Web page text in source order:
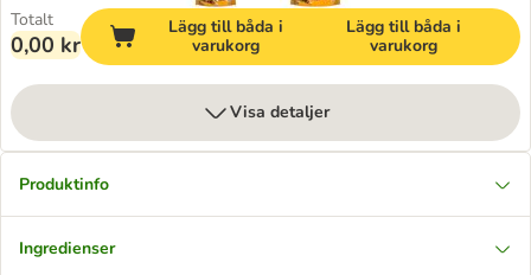
Totalt
0,00 kr
Lägg till båda i
varukorg
Lägg till båda i
varukorg
Visa detaljer
Produktinfo
Ingredienser